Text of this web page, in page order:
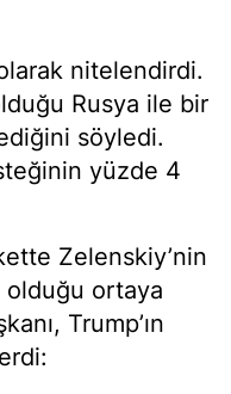
nitelendirdi.
Rusya ile bir
söyledi.
yüzde 4
Zelenskiy’nin
ortaya
Trump’ın